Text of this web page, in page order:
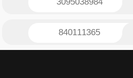
3095038984
840111365